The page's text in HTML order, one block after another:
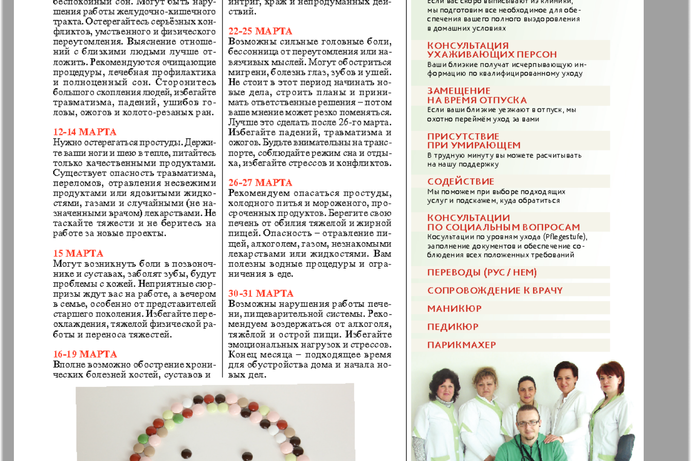
7плюс7я Авангард Акцент Англия
Анонс Антенна
Аргументы и
факты Европа
Артек Аугсбург-сити
Афиша Augsburg Бизнес Бизнес мир Бизнес парк Будь здоров
Ваша газета Версия Вести Вестник-info
Вечное
сокровище
Восточная
Германия
Восточный
курьер
Vizainfo.cz Wadim
Германия плюс Диалог Diplomat Дом и семья
Домашний
кулинар
Домашний
ресторан
Дублин
Еврейская газета
панорама
Европа экспресс
Европейский
меридиан
ExPress Жасмин
Закон и люди
Зарубежные
записки
Здоровье Игуана Идеальная фирма
Изюм Карьера Катюша
Кенгуру Клан КП в Европе КП Испания Крот в Германии